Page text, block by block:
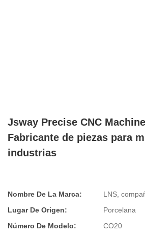
Jsway Precise CNC
Fabricante de piezas para
industrias
Nombre De La Marca:
LNS,
Lugar De Origen:
Porcelana
Número De Modelo:
CO20